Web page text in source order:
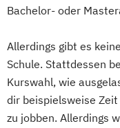
Bachelor- oder
Allerdings gibt es
Schule. Stattdessen
Kurswahl, wie
dir beispielsweise
zu jobben. Allerdings